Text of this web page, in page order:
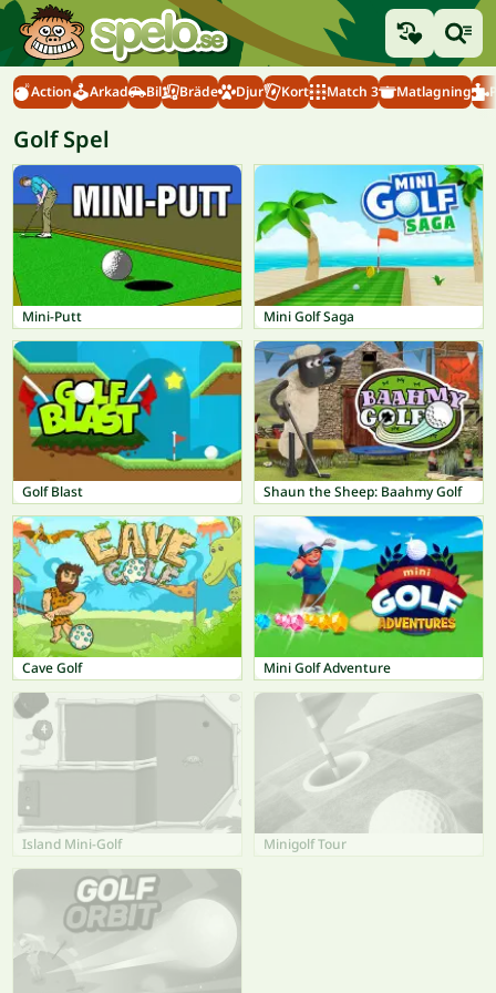
Action Arkad Bil Bräde Djur Kort Match 3 Matlagning
Golf Spel
Mini-Putt Mini Golf Saga
Golf Blast Shaun the Sheep: Baahmy Golf
Cave Golf Mini Golf Adventure
Island Mini-Golf Minigolf Tour